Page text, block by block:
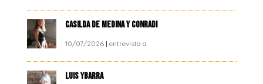
CASILDA DE MEDINA Y CONRADI
10/07/2026| entrevista a
LUIS YBARRA